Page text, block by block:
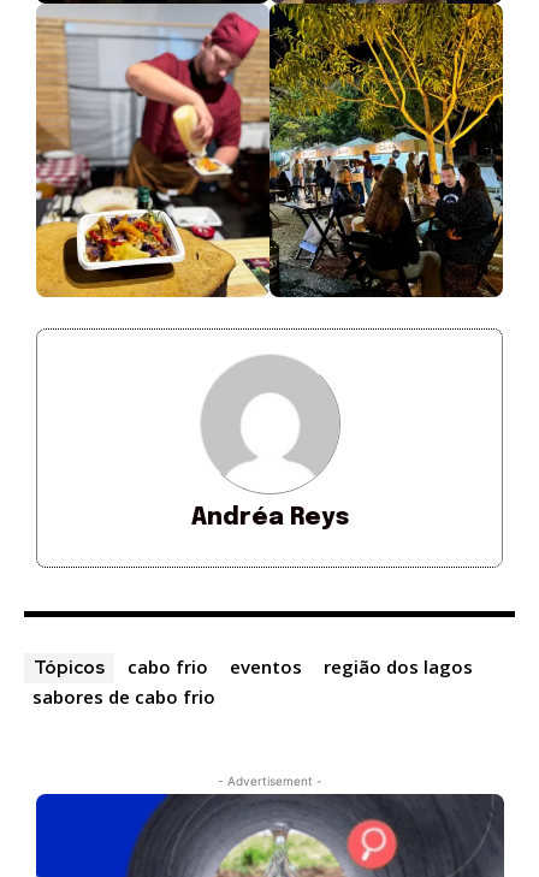
Andréa Reys
Tópicos cabo frio eventos
região dos lagos
sabores de cabo frio
- Advertisement -